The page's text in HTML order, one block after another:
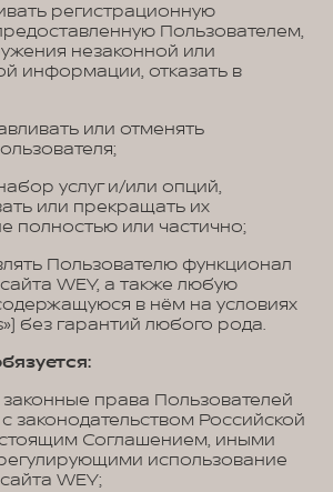
регистрационную
Пользователем,
незаконной или
информации, отказать в
или отменять
услуг и/или опций,
или прекращать их
полностью или частично;
Пользователю функционал
WEY, а также любую
в нём на условиях
без гарантий любого рода.
права Пользователей
с законодательством Российской
Соглашением, иными
использование
WEY;